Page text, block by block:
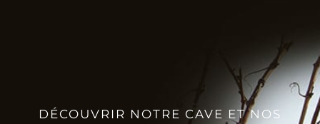
DÉCOUVRIR NOTRE CAVE ET NOS